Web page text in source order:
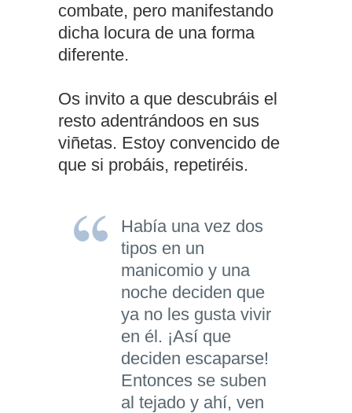
combate, pero manifestando
dicha locura de una forma
diferente.
Os invito a que descubráis el
resto adentrándoos en sus
viñetas. Estoy convencido de
que si probáis, repetiréis.
Había una vez dos
tipos en un
manicomio y una
noche deciden que
ya no les gusta vivir
en él. ¡Así que
deciden escaparse!
Entonces se suben
al tejado y ahí, ven